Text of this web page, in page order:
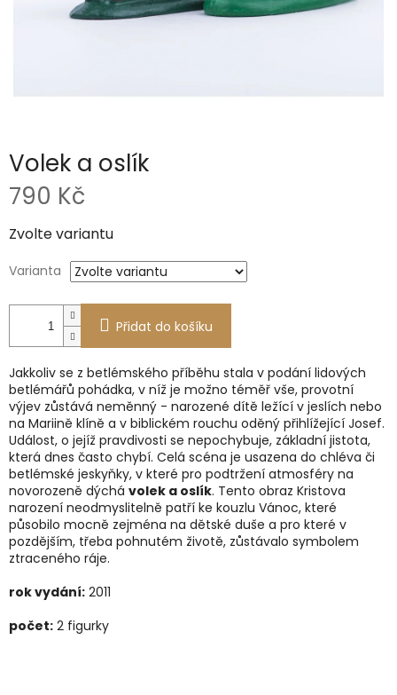
Volek a oslík
790 Kč
Měrná
cena:
Zvolte variantu
Varianta
Přidat do košíku
Jakkoliv se z betlémského příběhu stala v podání lidových
betlémářů pohádka, v níž je možno téměř vše, provotní
výjev zůstává neměnný - narozené dítě ležící v jeslích nebo
na Mariině klíně a v biblickém rouchu oděný přihlížející Josef.
Událost, o jejíž pravdivosti se nepochybuje, základní jistota,
která dnes často chybí. Celá scéna je usazena do chléva či
betlémské jeskyňky, v které pro podtržení atmosféry na
novorozeně dýchá volek a oslík. Tento obraz Kristova
narození neodmyslitelně patří ke kouzlu Vánoc, které
působilo mocně zejména na dětské duše a pro které v
pozdějším, třeba pohnutém životě, zůstávalo symbolem
ztraceného ráje.
rok vydání: 2011
počet: 2 figurky